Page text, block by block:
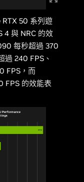
50 系列遊
4 與 NRC 的效
每秒超過 370
過 240 FPS、
FPS，而
FPS 的效能表